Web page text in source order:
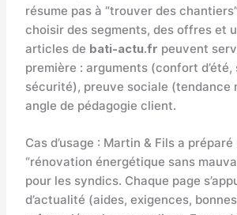
résume pas à “trouver des
choisir des segments, des offres et
articles de bati-actu.fr peuvent
première : arguments (confort d’été,
sécurité), preuve sociale (tendance
angle de pédagogie client.
Cas d’usage : Martin & Fils a
“rénovation énergétique sans
pour les syndics. Chaque page
d’actualité (aides, exigences,